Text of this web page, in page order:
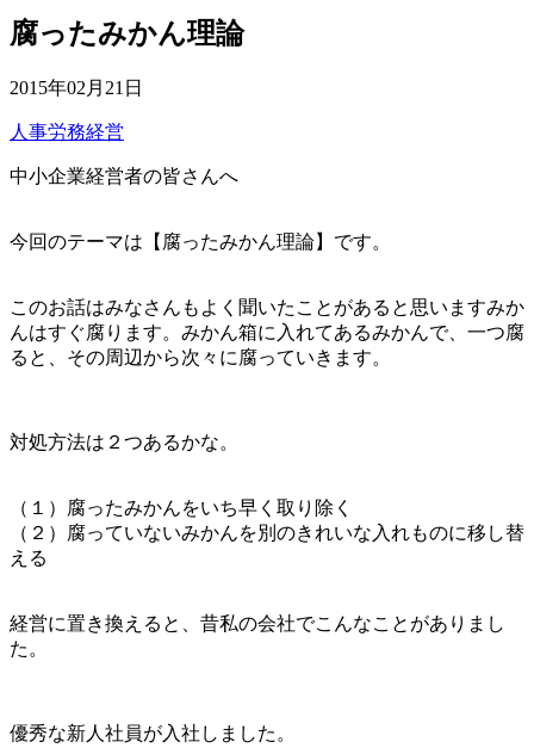
腐ったみかん理論
2015年02月21日
人事労務経営
中小企業経営者の皆さんへ
今回のテーマは【腐ったみかん理論】です。
このお話はみなさんもよく聞いたことがあると思いますみか
んはすぐ腐ります。みかん箱に入れてあるみかんで、一つ腐
ると、その周辺から次々に腐っていきます。
対処方法は２つあるかな。
（１）腐ったみかんをいち早く取り除く
（２）腐っていないみかんを別のきれいな入れものに移し替
える
経営に置き換えると、昔私の会社でこんなことがありまし
た。
優秀な新人社員が入社しました。